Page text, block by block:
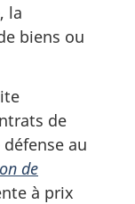
la
biens ou
de
au
de
à prix